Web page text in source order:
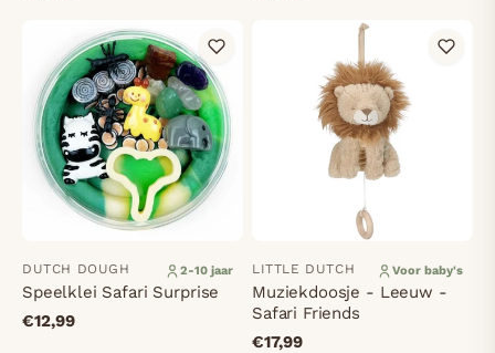
DUTCH DOUGH 2-10 jaar
Speelklei Safari Surprise
€12,99
LITTLE DUTCH Voor baby's
Muziekdoosje - Leeuw -
Safari Friends
€17,99